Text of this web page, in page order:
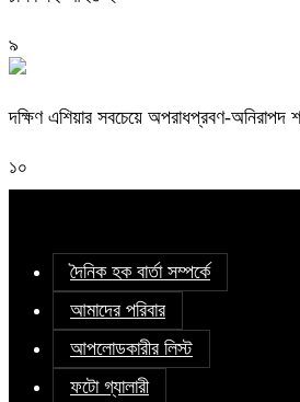
৯
দক্ষিণ এশিয়ার সবচেয়ে অপরাধপ্রবণ-অনিরাপদ
১০
দৈনিক হক বার্তা সম্পর্কে
আমাদের পরিবার
আপলোডকারীর লিস্ট
ফটো গ্যালারী